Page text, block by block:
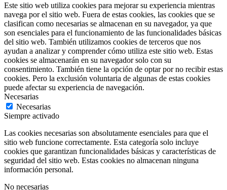
Este sitio web utiliza cookies para mejorar su experiencia mientras
navega por el sitio web. Fuera de estas cookies, las cookies que se
clasifican como necesarias se almacenan en su navegador, ya que
son esenciales para el funcionamiento de las funcionalidades básicas
del sitio web. También utilizamos cookies de terceros que nos
ayudan a analizar y comprender cómo utiliza este sitio web. Estas
cookies se almacenarán en su navegador solo con su
consentimiento. También tiene la opción de optar por no recibir estas
cookies. Pero la exclusión voluntaria de algunas de estas cookies
puede afectar su experiencia de navegación.
Necesarias
Necesarias
Siempre activado
Las cookies necesarias son absolutamente esenciales para que el
sitio web funcione correctamente. Esta categoría solo incluye
cookies que garantizan funcionalidades básicas y características de
seguridad del sitio web. Estas cookies no almacenan ninguna
información personal.
No necesarias